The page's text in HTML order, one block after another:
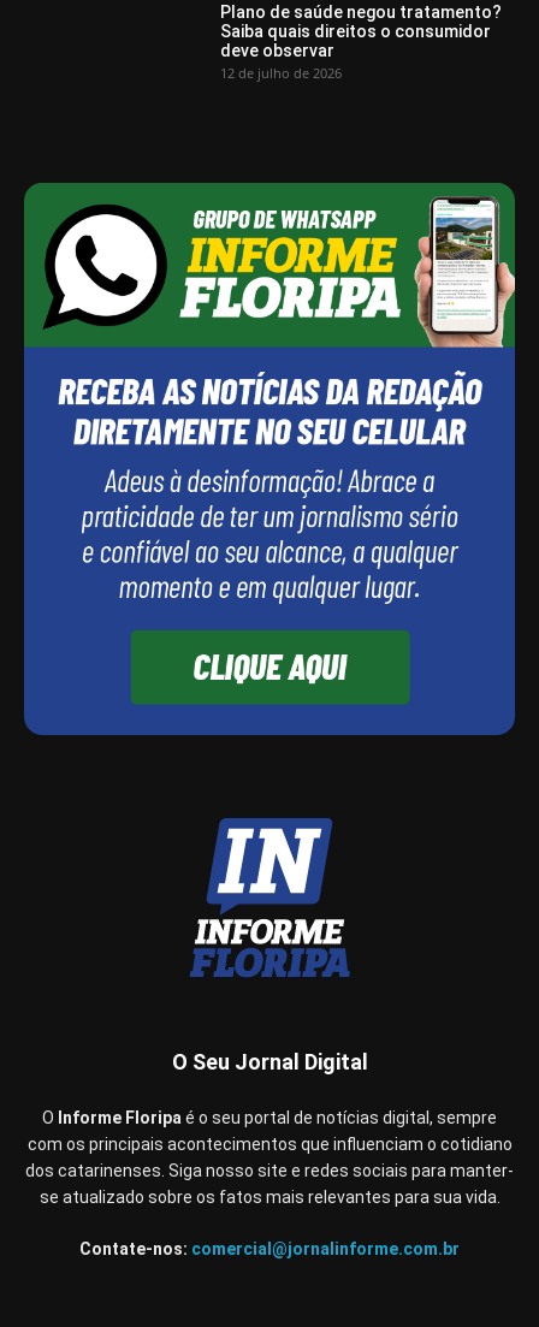
Plano de saúde negou tratamento?
Saiba quais direitos o consumidor
deve observar
12 de julho de 2026
O Seu Jornal Digital
O Informe Floripaé o seu portal de notícias digital, sempre
com os principais acontecimentos que influenciam o cotidiano
dos catarinenses. Siga nosso site e redes sociais para manter-
se atualizado sobre os fatos mais relevantes para sua vida.
Contate-nos: comercial@jornalinforme.com.br